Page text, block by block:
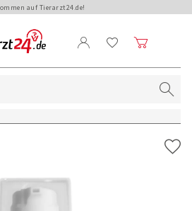
auf Tierarzt24.de!